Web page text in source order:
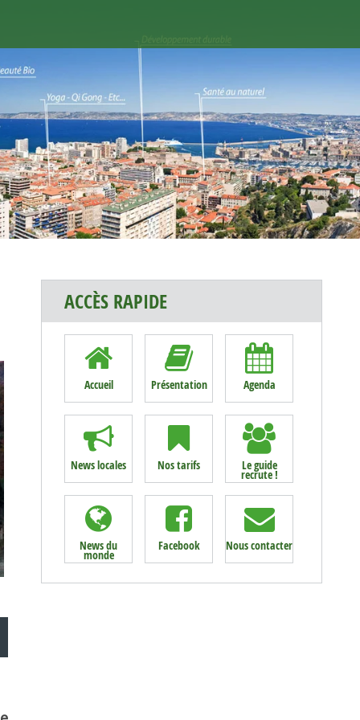
ACCÈS RAPIDE
Accueil Présentation Agenda
News locales Nos tarifs Le guide
recrute !
News du
monde
Facebook Nous contacter